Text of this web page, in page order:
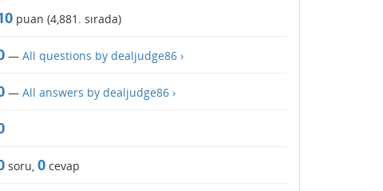
puan (4,881 . sırada)
— All questions by dealjudge86 ›
— All answers by dealjudge86 ›
soru, 0cevap